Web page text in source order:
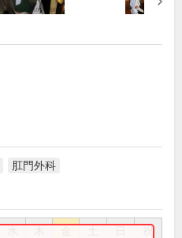
肛門外科
祝